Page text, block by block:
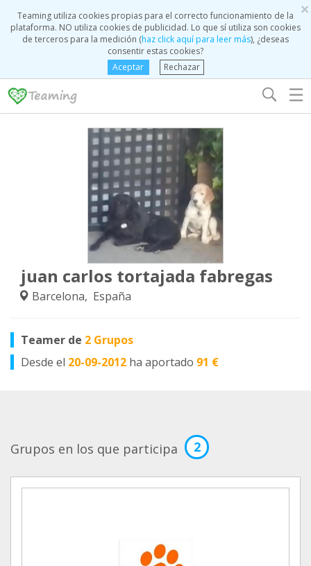
×
Teaming utiliza cookies propias para el correcto funcionamiento de la
plataforma. NO utiliza cookies de publicidad. Lo que sí utiliza son cookies
de terceros para la medición (haz click aquí para leer más), ¿deseas
consentir estas cookies?
Aceptar
Rechazar
☰
juan carlos tortajada fabregas
Barcelona, España
Teamer de 2 Grupos
Desde el 20-09-2012 ha aportado 91 €
Grupos en los que participa 2